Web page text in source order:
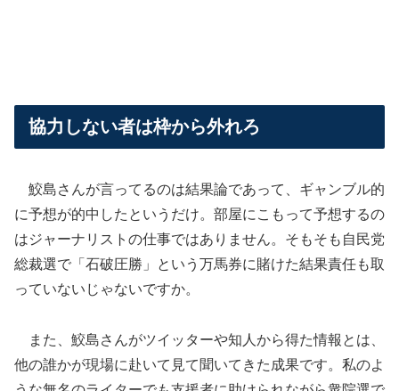
協力しない者は枠から外れろ
鮫島さんが言ってるのは結果論であって、ギャンブル的
に予想が的中したというだけ。部屋にこもって予想するの
はジャーナリストの仕事ではありません。そもそも自民党
総裁選で「石破圧勝」という万馬券に賭けた結果責任も取
っていないじゃないですか。
また、鮫島さんがツイッターや知人から得た情報とは、
他の誰かが現場に赴いて見て聞いてきた成果です。私のよ